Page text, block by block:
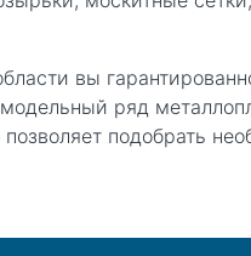
вы
ряд
подобрать